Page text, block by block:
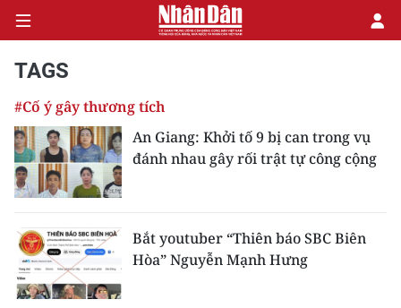
CHÍNH TRỊ
KINH TẾ
XÃ HỘI
PHÁP LUẬT
TAGS
#Cố ý gây thương tích
An Giang: Khởi tố 9 bị can trong vụ
đánh nhau gây rối trật tự công cộng
Bắt youtuber “Thiên báo SBC Biên
Hòa” Nguyễn Mạnh Hưng